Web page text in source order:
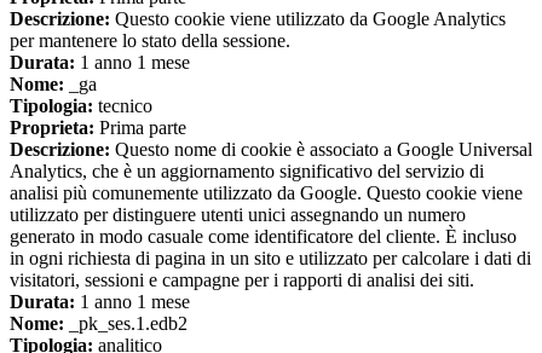
Descrizione: Questo cookie viene utilizzato da Google Analytics
per mantenere lo stato della sessione.
Durata: 1 anno 1 mese
Nome: _ga
Tipologia: tecnico
Proprieta: Prima parte
Descrizione: Questo nome di cookie è associato a Google Universal
Analytics, che è un aggiornamento significativo del servizio di
analisi più comunemente utilizzato da Google. Questo cookie viene
utilizzato per distinguere utenti unici assegnando un numero
generato in modo casuale come identificatore del cliente. È incluso
in ogni richiesta di pagina in un sito e utilizzato per calcolare i dati di
visitatori, sessioni e campagne per i rapporti di analisi dei siti.
Durata: 1 anno 1 mese
Nome: _pk_ses.1.edb2
Tipologia: analitico